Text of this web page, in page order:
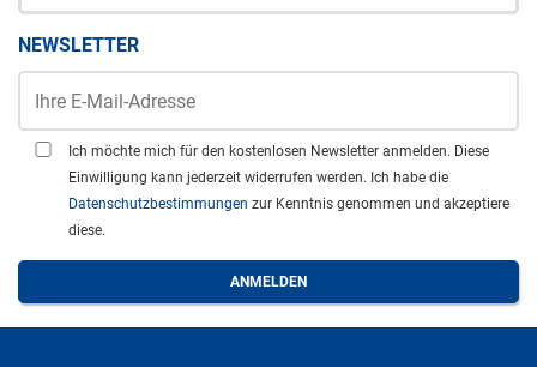
NEWSLETTER
Ich möchte mich für den kostenlosen Newsletter anmelden. Diese
Einwilligung kann jederzeit widerrufen werden. Ich habe die
Datenschutzbestimmungen zur Kenntnis genommen und akzeptiere
diese.